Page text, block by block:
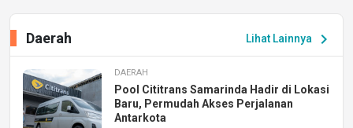
Lihat Lainnya chevron_right
Daerah
DAERAH
Pool Cititrans Samarinda Hadir di Lokasi
Baru, Permudah Akses Perjalanan
Antarkota